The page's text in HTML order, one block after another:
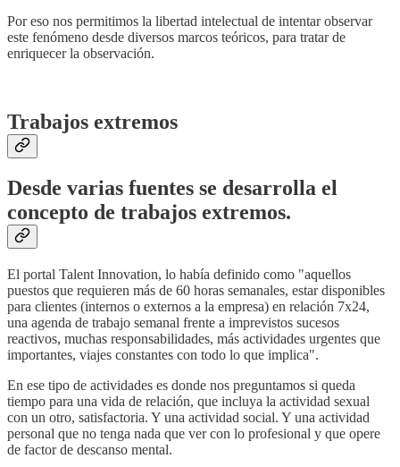
Por eso nos permitimos la libertad intelectual de intentar observar
este fenómeno desde diversos marcos teóricos, para tratar de
enriquecer la observación.
Trabajos extremos
Desde varias fuentes se desarrolla el
concepto de trabajos extremos.
El portal Talent Innovation, lo había definido como "aquellos
puestos que requieren más de 60 horas semanales, estar disponibles
para clientes (internos o externos a la empresa) en relación 7x24,
una agenda de trabajo semanal frente a imprevistos sucesos
reactivos, muchas responsabilidades, más actividades urgentes que
importantes, viajes constantes con todo lo que implica".
En ese tipo de actividades es donde nos preguntamos si queda
tiempo para una vida de relación, que incluya la actividad sexual
con un otro, satisfactoria. Y una actividad social. Y una actividad
personal que no tenga nada que ver con lo profesional y que opere
de factor de descanso mental.